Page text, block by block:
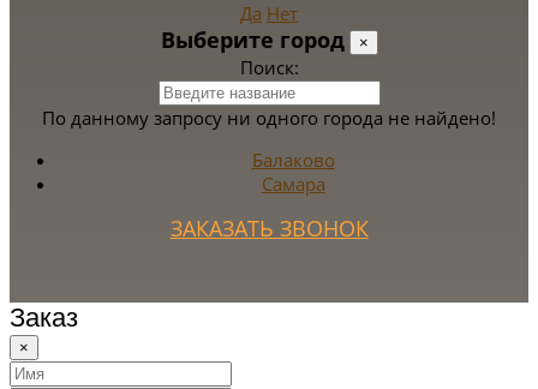
Да Нет
Выберите город ×
Поиск:
По данному запросу ни одного города не найдено!
Балаково
Самара
ЗАКАЗАТЬ ЗВОНОК
Заказ
×